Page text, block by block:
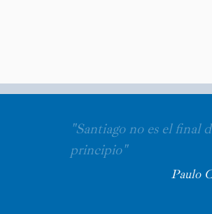
"Santiago no es el final
principio"
Paulo